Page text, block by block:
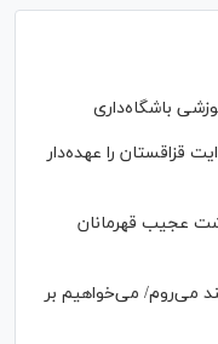
باشگاه‌داری
قزاقستان را عهده‌دار
عجیب قهرمانان
تاشکند می‌روم/ می‌خواهیم بر